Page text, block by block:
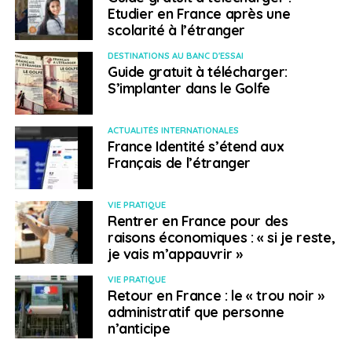
Etudier en France après une
scolarité à l’étranger
DESTINATIONS AU BANC D'ESSAI
Guide gratuit à télécharger:
S’implanter dans le Golfe
ACTUALITÉS INTERNATIONALES
France Identité s’étend aux
Français de l’étranger
VIE PRATIQUE
Rentrer en France pour des
raisons économiques : « si je reste,
je vais m’appauvrir »
VIE PRATIQUE
Retour en France : le « trou noir »
administratif que personne
n’anticipe